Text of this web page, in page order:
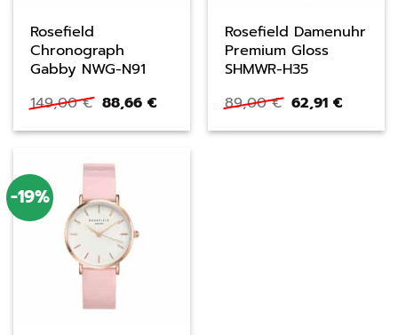
Rosefield
Chronograph
Gabby NWG-N91
149,00€ Ursprünglicher
Preis
war:
88,66€Aktueller
ist:
Rosefield Damenuhr
Premium Gloss
SHMWR-H35
89,00€ Ursprünglicher
Preis
war:
62,91€
ist:
-19%